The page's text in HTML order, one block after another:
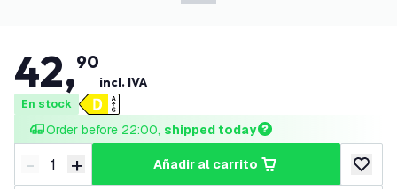
42,90
incl. IVA
En stock
Order before 22:00, shipped today
Disminuir cantidad
- Aumentar cantidad
+ añadir al carrito
añadir